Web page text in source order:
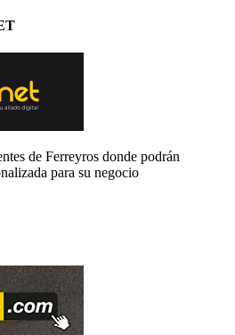
de Ferreyros donde podrán
para su negocio